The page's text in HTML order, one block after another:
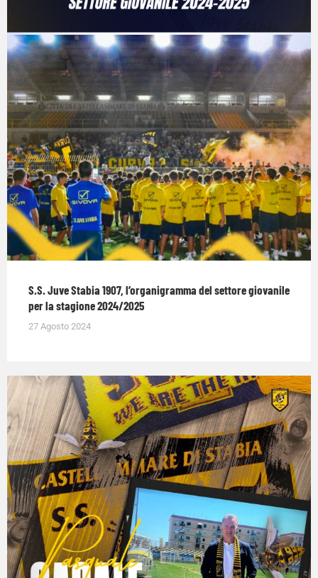
S.S. Juve Stabia 1907, l’organigramma del settore giovanile
per la stagione 2024/2025
27 Agosto 2024